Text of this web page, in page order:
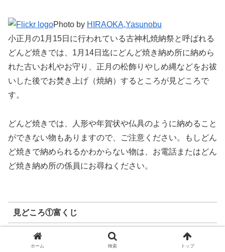
Photo by HIRAOKA,Yasunobu
小正月の1月15日に行われている古神札焼納祭と呼ばれる
どんど焼きでは、1月14日迄にどんど焼き納め所に納めら
れた古いお札やお守り、正月の松飾りやしめ縄などをお祓
いした後でお焚き上げ（焼納）するところが見どころで
す。
どんど焼きでは、人形や年賀状や仏具のように納めること
ができない物もありますので、ご注意ください。もしどん
ど焼きで納められるかわからない物は、お電話またはどん
ど焼き納め所の係員にお尋ねください。
見どころ①富くじ
ホーム 検索 トップ